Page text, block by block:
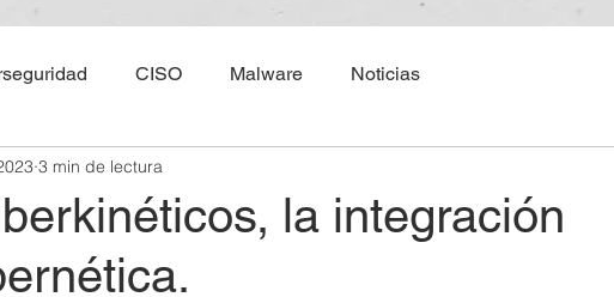
CISO Malware Noticias
eventos AIMX Asociación de Internet MX
Emergentes
la integración
3 min de lectura